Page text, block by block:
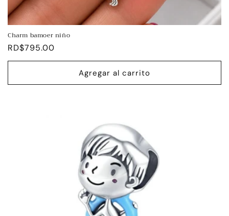
Charm bamoer niño
Precio
habitual
RD$795.00
Agregar al carrito